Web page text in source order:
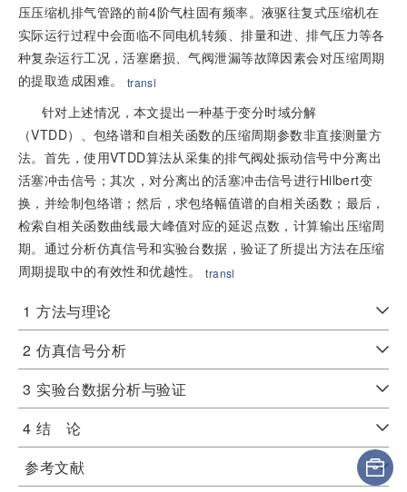
压压缩机排气管路的前4阶气柱固有频率。液驱往复式压缩机在
实际运行过程中会面临不同电机转频、排量和进、排气压力等各
种复杂运行工况，活塞磨损、气阀泄漏等故障因素会对压缩周期
的提取造成困难。
transl
针对上述情况，本文提出一种基于变分时域分解
（VTDD）、包络谱和自相关函数的压缩周期参数非直接测量方
法。首先，使用VTDD算法从采集的排气阀处振动信号中分离出
活塞冲击信号；其次，对分离出的活塞冲击信号进行Hilbert变
换，并绘制包络谱；然后，求包络幅值谱的自相关函数；最后，
检索自相关函数曲线最大峰值对应的延迟点数，计算输出压缩周
期。通过分析仿真信号和实验台数据，验证了所提出方法在压缩
周期提取中的有效性和优越性。
transl
1 方法与理论
2 仿真信号分析
3 实验台数据分析与验证
4 结 论
参考文献